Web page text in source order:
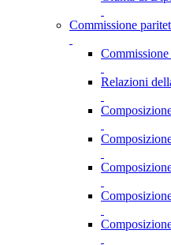
Commissione
Relazioni